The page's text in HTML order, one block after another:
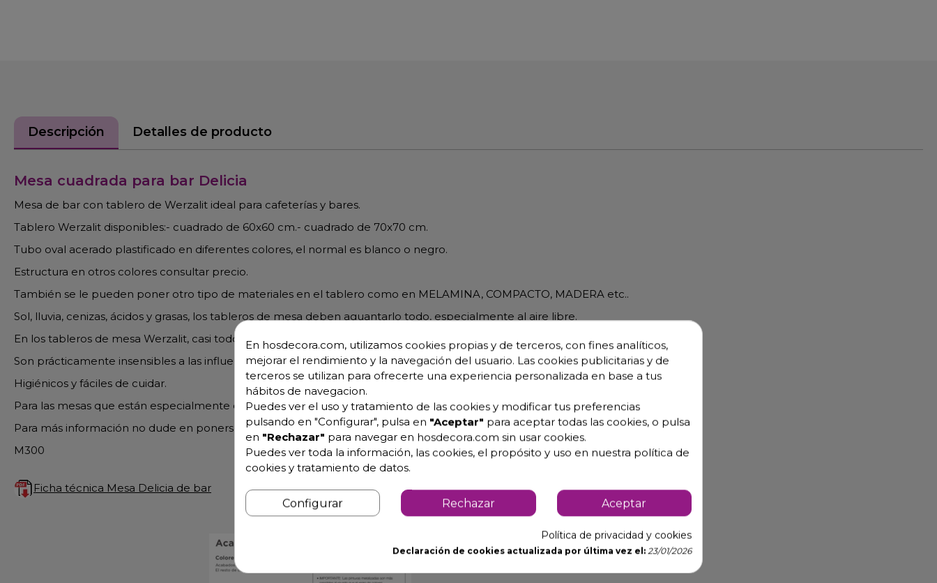
Descripción Detalles de producto
Mesa cuadrada para bar Delicia
Mesa de bar con tablero de Werzalit ideal para cafeterías y bares.
Tablero Werzalit disponibles:- cuadrado de 60x60 cm.- cuadrado de 70x70 cm.
Tubo oval acerado plastificado en diferentes colores, el normal es blanco o negro.
Estructura en otros colores consultar precio.
También se le pueden poner otro tipo de materiales en el tablero como en MELAMINA, COMPACTO, MADERA etc..
Sol, lluvia, cenizas, ácidos y grasas, los tableros de mesa deben aguantarlo todo, especialmente al aire libre.
En los tableros de mesa Werzalit, casi todo pasa sin dejar huella.
Son prácticamente insensibles a las influencias mecánicas, térmicas y químicas.
Higiénicos y fáciles de cuidar.
Para las mesas que están especialmente expuestas al sol se recomiendan decorados claros.
Para más información no dude en ponerse en contacto con nosotros y le resolveremos todas las dudas.
M300
Ficha técnica Mesa Delicia de bar
En hosdecora.com, utilizamos cookies propias y de terceros, con fines analíticos,
mejorar el rendimiento y la navegación del usuario. Las cookies publicitarias y de
terceros se utilizan para ofrecerte una experiencia personalizada en base a tus
hábitos de navegacion.
Puedes ver el uso y tratamiento de las cookies y modificar tus preferencias
pulsando en "Configurar", pulsa en "Aceptar" para aceptar todas las cookies, o pulsa
en "Rechazar" para navegar en hosdecora.com sin usar cookies.
Puedes ver toda la información, las cookies, el propósito y uso en nuestra política de
cookies y tratamiento de datos.
Configurar Rechazar Aceptar
Política de privacidad y cookies
Declaración de cookies actualizada por última vez el: 23/01/2026